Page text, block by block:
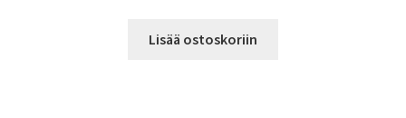
Lisää ostoskoriin